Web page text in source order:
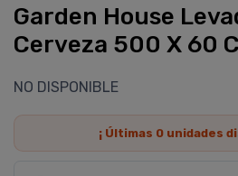
Garden House
Cerveza 500 X 60
NO DISPONIBLE
¡ Últimas 0unidades